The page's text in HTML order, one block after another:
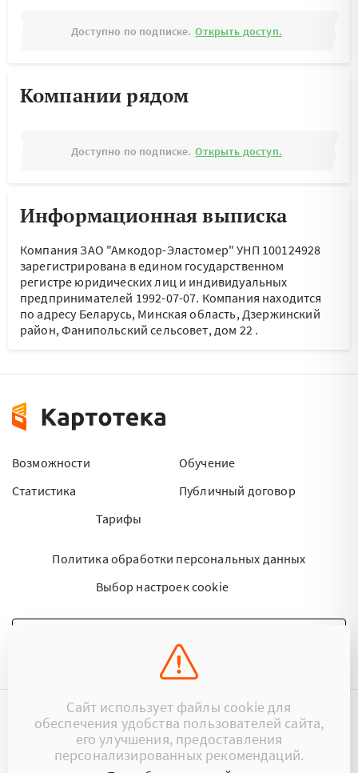
Доступно по подписке. Открыть доступ.
Компании рядом
Доступно по подписке. Открыть доступ.
Информационная выписка
Компания ЗАО "Амкодор-Эластомер" УНП 100124928
зарегистрирована в едином государственном
регистре юридических лиц и индивидуальных
предпринимателей 1992-07-07. Компания находится
по адресу Беларусь, Минская область, Дзержинский
район, Фанипольский сельсовет, дом 22.
Возможности
Статистика
Тарифы
Обучение
Публичный договор
Политика обработки персональных данных
Выбор настроек cookie
НАПИСАТЬ ПИСЬМО
©2015 - 2026 Kartoteka.by Все права защищены.
+375 (29) 17-383-17 ООО «Картотека»
Сайт использует файлы cookie для
обеспечения удобства пользователей сайта,
его улучшения, предоставления
персонализированных рекомендаций.